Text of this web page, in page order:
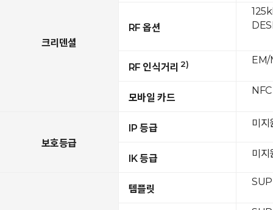
크리덴셜
RF 옵션
RF 인식거리 2)
모바일 카드
보호등급
IP 등급
IK 등급
템플릿
EM/
NFC
미지
미지